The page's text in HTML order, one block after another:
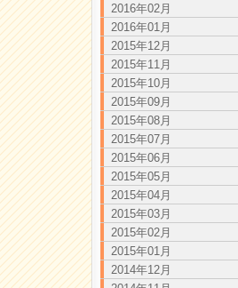
2016年02月
2016年01月
2015年12月
2015年11月
2015年10月
2015年09月
2015年08月
2015年07月
2015年06月
2015年05月
2015年04月
2015年03月
2015年02月
2015年01月
2014年12月